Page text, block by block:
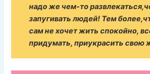
надо же чем-то
запугивать людей! Тем
сам не хочет жить спокойно,
придумать, приукрасить свою